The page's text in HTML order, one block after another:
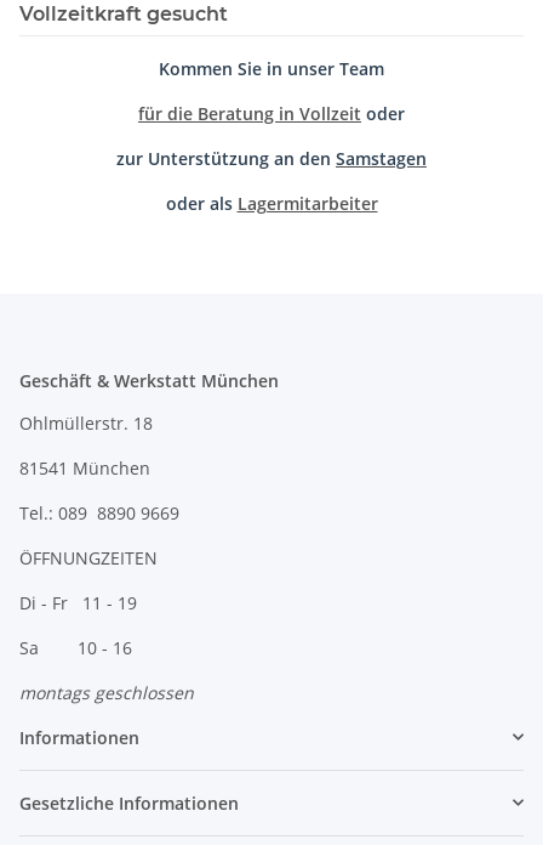
Vollzeitkraft gesucht
Kommen Sie in unser Team
für die Beratung in Vollzeit oder
zur Unterstützung an den Samstagen
oder als Lagermitarbeiter
Geschäft & Werkstatt München
Ohlmüllerstr. 18
81541 München
Tel.: 089 8890 9669
ÖFFNUNGZEITEN
Di - Fr 11 - 19
Sa 10 - 16
montags geschlossen
Informationen
Gesetzliche Informationen